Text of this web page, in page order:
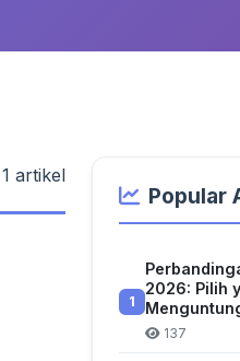
1 artikel
Popular
1
2026: Pilih
137